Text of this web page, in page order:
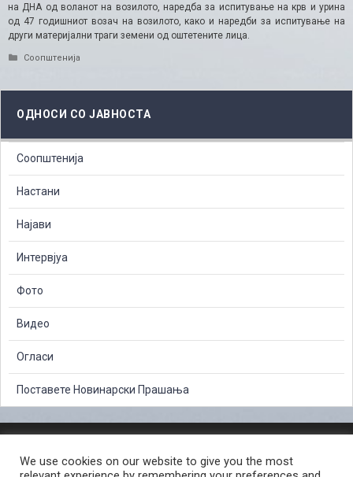
на ДНА од воланот на возилото, наредба за испитување на крв и урина
од 47 годишниот возач на возилото, како и наредби за испитување на
други материјални траги земени од оштетените лица.
Categories
Соопштенија
ОДНОСИ СО ЈАВНОСТА
Соопштенија
Настани
Најави
Интервјуа
Фото
Видео
Огласи
Поставете Новинарски Прашања
СЛОБОДЕН ПРИСТАП ДО ИНФОРМАЦИИ ОД ЈАВЕН КАРАКТЕР
We use cookies on our website to give you the most